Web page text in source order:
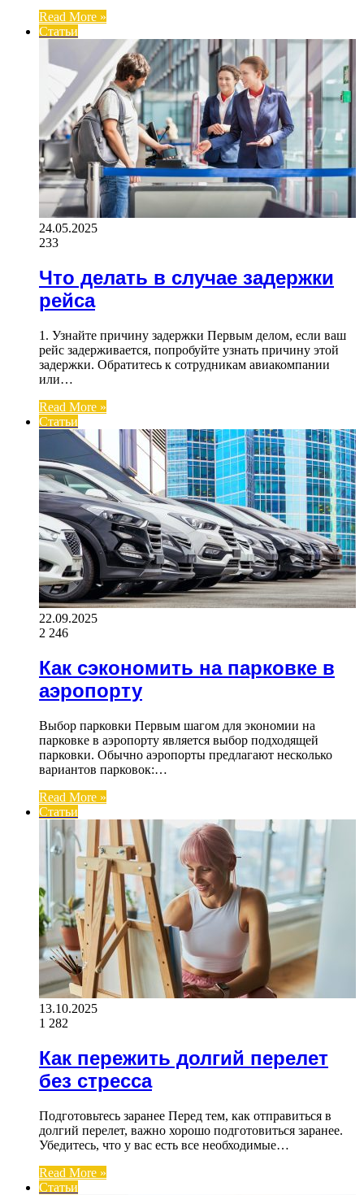
Read More »
Статьи
24.05.2025
233
Что делать в случае задержки
рейса
1. Узнайте причину задержки Первым делом, если ваш
рейс задерживается, попробуйте узнать причину этой
задержки. Обратитесь к сотрудникам авиакомпании
или…
Read More »
Статьи
22.09.2025
2 246
Как сэкономить на парковке в
аэропорту
Выбор парковки Первым шагом для экономии на
парковке в аэропорту является выбор подходящей
парковки. Обычно аэропорты предлагают несколько
вариантов парковок:…
Read More »
Статьи
13.10.2025
1 282
Как пережить долгий перелет
без стресса
Подготовьтесь заранее Перед тем, как отправиться в
долгий перелет, важно хорошо подготовиться заранее.
Убедитесь, что у вас есть все необходимые…
Read More »
Статьи